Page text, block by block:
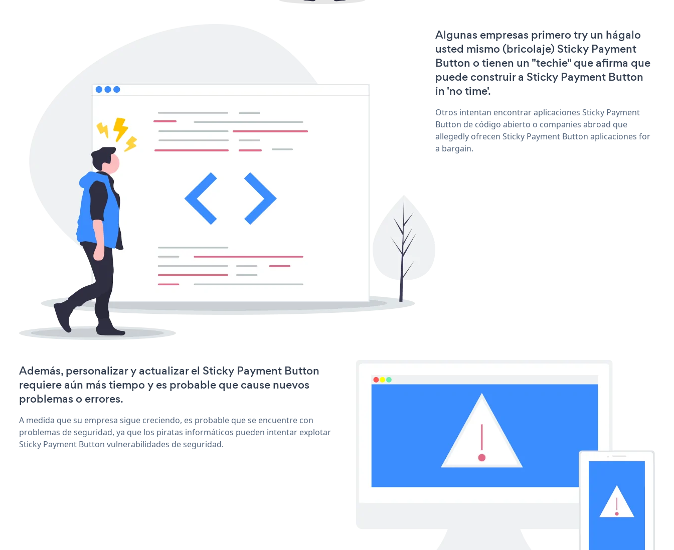
Algunas empresas primero try un hágalo
usted mismo (bricolaje) Sticky Payment
Button o tienen un "techie" que afirma que
puede construir a Sticky Payment Button
in 'no time'.
Otros intentan encontrar aplicaciones Sticky Payment
Button de código abierto o companies abroad que
allegedly ofrecen Sticky Payment Button aplicaciones for
a bargain.
Además, personalizar y actualizar el Sticky Payment Button
requiere aún más tiempo y es probable que cause nuevos
problemas o errores.
A medida que su empresa sigue creciendo, es probable que se encuentre con
problemas de seguridad, ya que los piratas informáticos pueden intentar explotar
Sticky Payment Button vulnerabilidades de seguridad.